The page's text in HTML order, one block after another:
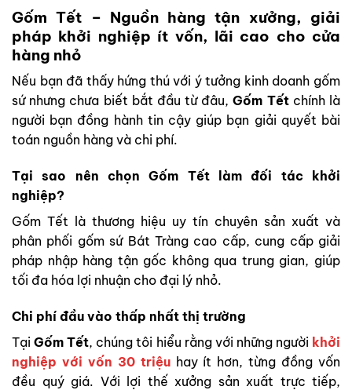
Gốm Tết – Nguồn hàng tận xưởng, giải
pháp khởi nghiệp ít vốn, lãi cao cho cửa
hàng nhỏ
Nếu bạn đã thấy hứng thú với ý tưởng kinh doanh gốm
sứ nhưng chưa biết bắt đầu từ đâu,Gốm Tếtchính là
người bạn đồng hành tin cậy giúp bạn giải quyết bài
toán nguồn hàng và chi phí.
Tại sao nên chọn Gốm Tết làm đối tác khởi
nghiệp?
Gốm Tết là thương hiệu uy tín chuyên sản xuất và
phân phối gốm sứ Bát Tràng cao cấp, cung cấp giải
pháp nhập hàng tận gốc không qua trung gian, giúp
tối đa hóa lợi nhuận cho đại lý nhỏ.
Chi phí đầu vào thấp nhất thị trường
TạiGốm Tết, chúng tôi hiểu rằng với những người khởi
nghiệp với vốn 30 triệuhay ít hơn, từng đồng vốn
đều quý giá. Với lợi thế xưởng sản xuất trực tiếp,